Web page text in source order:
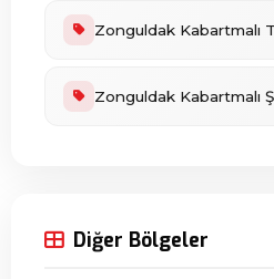
Zonguldak Kabartmalı
Zonguldak Kabartmalı
Diğer Bölgeler